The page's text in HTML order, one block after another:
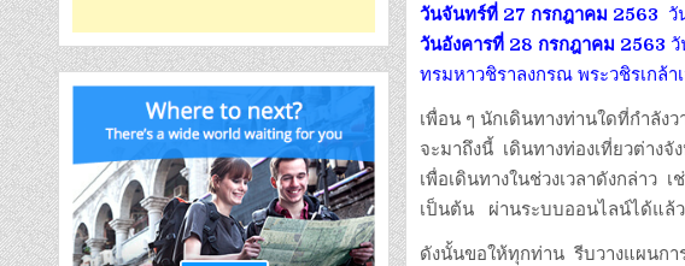
วันจันทร์ที่ 27 กรกฎาคม 2563 วั
วันอังคารที่ 28 กรกฎาคม 2563
ทรมหาวชิราลงกรณ พระวชิรเกล้า
เพื่อน ๆ นักเดินทางท่านใดที่กำลัง
จะมาถึงนี้ เดินทางท่องเที่ยวต่าง
เพื่อเดินทางในช่วงเวลาดังกล่า
เป็นต้น ผ่านระบบออนไลน์ได้แล้
ดังนั้นขอให้ทุกท่าน รีบวางแผนก